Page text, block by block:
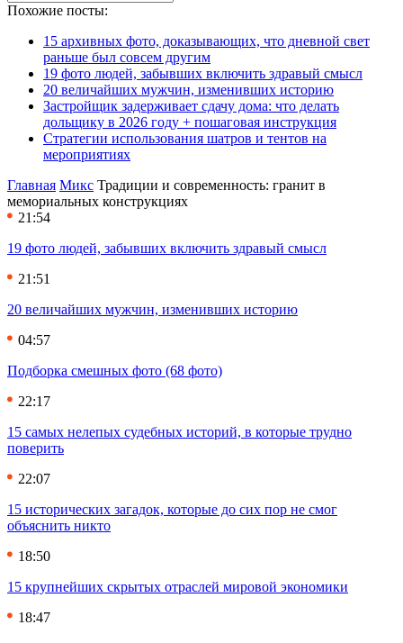
Похожие посты:
15 архивных фото, доказывающих, что дневной свет
раньше был совсем другим
19 фото людей, забывших включить здравый смысл
20 величайших мужчин, изменивших историю
Застройщик задерживает сдачу дома: что делать
дольщику в 2026 году + пошаговая инструкция
Стратегии использования шатров и тентов на
мероприятиях
Главная Микс Традиции и современность: гранит в
мемориальных конструкциях
21:54
19 фото людей, забывших включить здравый смысл
21:51
20 величайших мужчин, изменивших историю
04:57
Подборка смешных фото (68 фото)
22:17
15 самых нелепых судебных историй, в которые трудно
поверить
22:07
15 исторических загадок, которые до сих пор не смог
объяснить никто
18:50
15 крупнейших скрытых отраслей мировой экономики
18:47